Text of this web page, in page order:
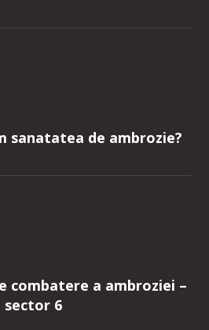
sanatatea de ambrozie?
combatere a ambroziei –
sector 6